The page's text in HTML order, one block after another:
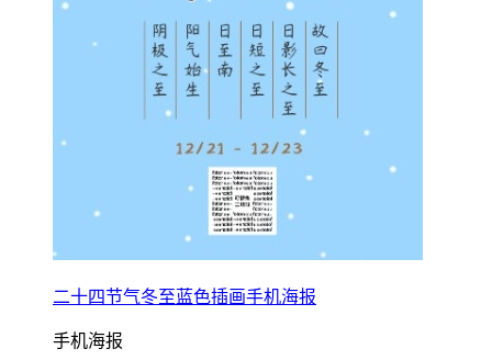
二十四节气冬至蓝色插画手机海报
手机海报